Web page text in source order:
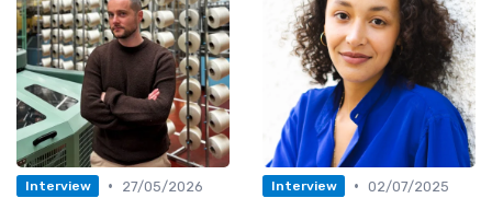
Interview •
27/05/2026
Interview • 02/07/2025